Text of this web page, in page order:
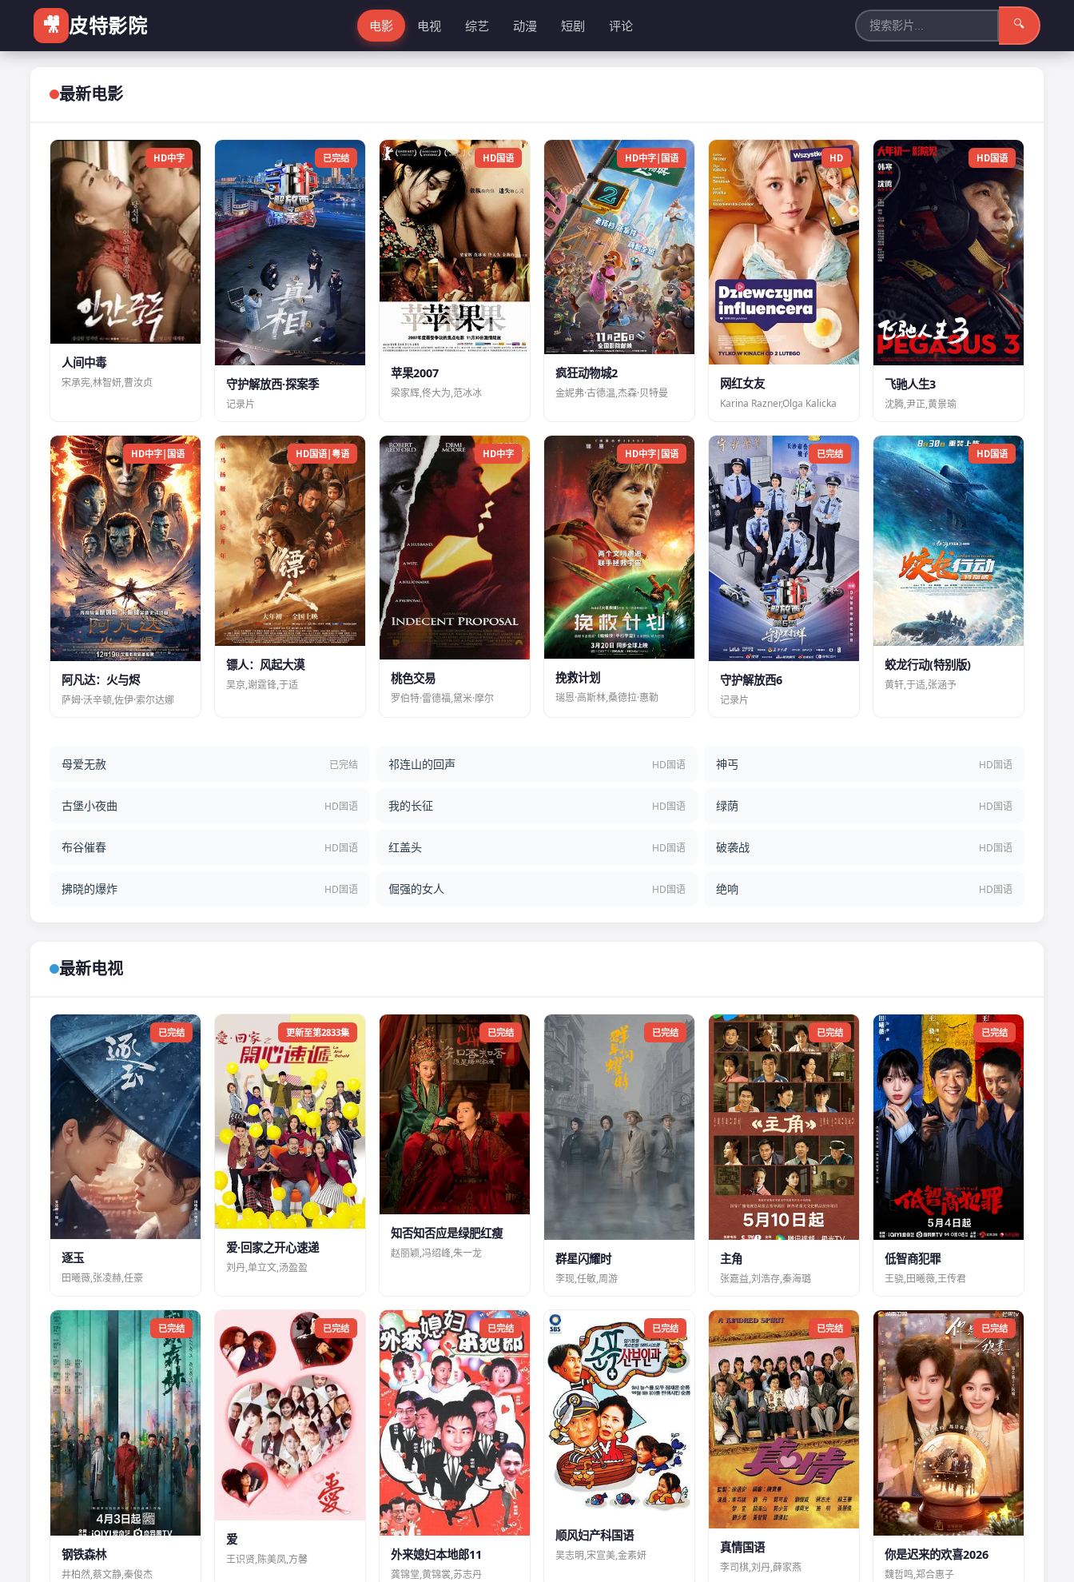
🎥 皮特影院 电影 电视 综艺 动漫 短剧 评论 🔍
最新电影
HD中字
人间中毒
宋承宪,林智妍,曹汝贞
已完结
守护解放西·探案季
记录片
HD国语
苹果2007
梁家辉,佟大为,范冰冰
HD中字|国语
疯狂动物城2
金妮弗·古德温,杰森·贝特曼
HD
网红女友
Karina Razner,Olga Kalicka
HD国语
飞驰人生3
沈腾,尹正,黄景瑜
HD中字|国语
阿凡达：火与烬
萨姆·沃辛顿,佐伊·索尔达娜
HD国语|粤语
镖人：风起大漠
吴京,谢霆锋,于适
HD中字
桃色交易
罗伯特·雷德福,黛米·摩尔
HD中字|国语
挽救计划
瑞恩·高斯林,桑德拉·惠勒
已完结
守护解放西6
记录片
HD国语
蛟龙行动(特别版)
黄轩,于适,张涵予
母爱无赦 已完结 祁连山的回声 HD国语 神丐 HD国语
古堡小夜曲 HD国语 我的长征 HD国语 绿荫 HD国语
布谷催春 HD国语 红盖头 HD国语 破袭战 HD国语
拂晓的爆炸 HD国语 倔强的女人 HD国语 绝响 HD国语
最新电视
已完结
逐玉
田曦薇,张凌赫,任豪
更新至第2833集
爱·回家之开心速递
刘丹,单立文,汤盈盈
已完结
知否知否应是绿肥红瘦
赵丽颖,冯绍峰,朱一龙
已完结
群星闪耀时
李现,任敏,周游
已完结
主角
张嘉益,刘浩存,秦海璐
已完结
低智商犯罪
王骁,田曦薇,王传君
已完结
钢铁森林
井柏然,蔡文静,秦俊杰
已完结
爱
王识贤,陈美凤,方馨
已完结
外来媳妇本地郎11
龚锦堂,黄锦裳,苏志丹
已完结
顺风妇产科国语
吴志明,宋宣美,金素妍
已完结
真情国语
李司棋,刘丹,薛家燕
已完结
你是迟来的欢喜2026
魏哲鸣,郑合惠子